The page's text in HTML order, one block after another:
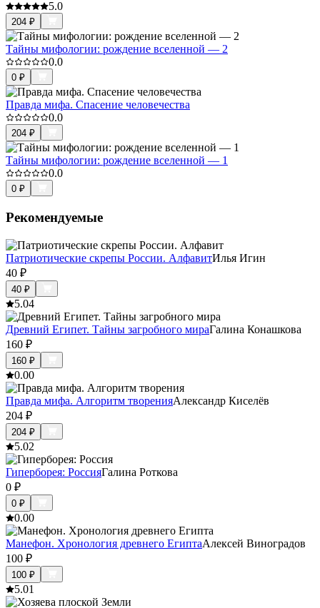
5.0
204 ₽
Тайны мифологии: рождение вселенной — 2
0.0
0 ₽
Правда мифа. Спасение человечества
0.0
204 ₽
Тайны мифологии: рождение вселенной — 1
0.0
0 ₽
Рекомендуемые
Патриотические скрепы России. АлфавитИлья Игин
40 ₽
40 ₽
5.04
Древний Египет. Тайны загробного мираГалина Конашкова
160 ₽
160 ₽
0.00
Правда мифа. Алгоритм творенияАлександр Киселёв
204 ₽
204 ₽
5.02
Гиперборея: РоссияГалина Роткова
0 ₽
0 ₽
0.00
Манефон. Хронология древнего ЕгиптаАлексей Виноградов
100 ₽
100 ₽
5.01